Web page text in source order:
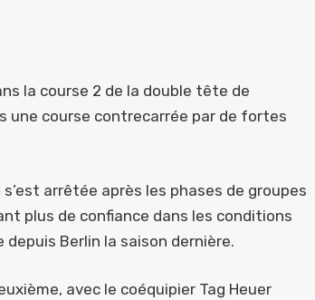
la course 2 de la double tête de
une course contrecarrée par de fortes
arrêtée après les phases de groupes
plus de confiance dans les conditions
Berlin la saison dernière.
avec le coéquipier Tag Heuer